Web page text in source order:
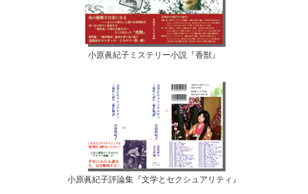
小原眞紀子ミステリー小説『香獣』
小原眞紀子評論集『文学とセクシュアリティ』